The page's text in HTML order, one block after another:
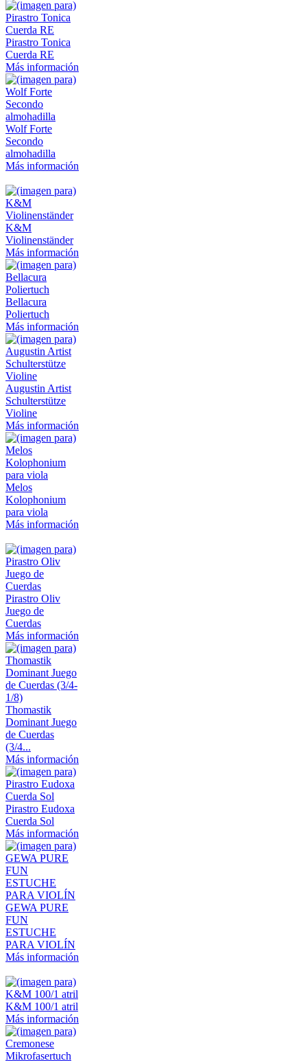
Pirastro Tonica
Cuerda RE
Más información
Wolf Forte
Secondo
almohadilla
Más información
K&M
Violinenständer
Más información
Bellacura
Poliertuch
Más información
Augustin Artist
Schulterstütze
Violine
Más información
Melos
Kolophonium
para viola
Más información
Pirastro Oliv
Juego de
Cuerdas
Más información
Thomastik
Dominant Juego
de Cuerdas
(3/4...
Más información
Pirastro Eudoxa
Cuerda Sol
Más información
GEWA PURE
FUN
ESTUCHE
PARA VIOLÍN
Más información
K&M 100/1 atril
Más información